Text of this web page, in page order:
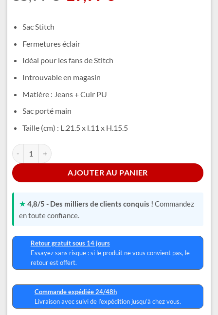
prix
35,99 €.
Sac Stitch
Fermetures éclair
Idéal pour les fans de Stitch
Introuvable en magasin
Matière : Jeans + Cuir PU
Sac porté main
Taille (cm) : L.21.5 x l.11 x H.15.5
quantité de Petit Sac Stitch
AJOUTER AU PANIER
Alternative:
★ 4,8/5 - Des milliers de clients conquis ! Commandez
en toute confiance.
Retour gratuit sous 14 jours
Essayez sans risque : si le produit ne vous convient pas, le
retour est offert.
Commande expédiée 24/48h
Livraison avec suivi de l’expédition jusqu’à chez vous.